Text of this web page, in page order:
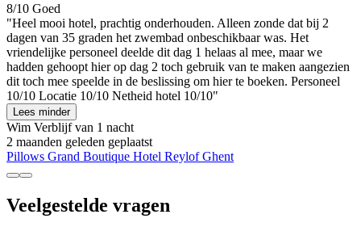
8/10 Goed
"Heel mooi hotel, prachtig onderhouden. Alleen zonde dat bij 2
dagen van 35 graden het zwembad onbeschikbaar was. Het
vriendelijke personeel deelde dit dag 1 helaas al mee, maar we
hadden gehoopt hier op dag 2 toch gebruik van te maken aangezien
dit toch mee speelde in de beslissing om hier te boeken. Personeel
10/10 Locatie 10/10 Netheid hotel 10/10"
Lees minder
Wim Verblijf van 1 nacht
2 maanden geleden geplaatst
Pillows Grand Boutique Hotel Reylof Ghent
Veelgestelde vragen